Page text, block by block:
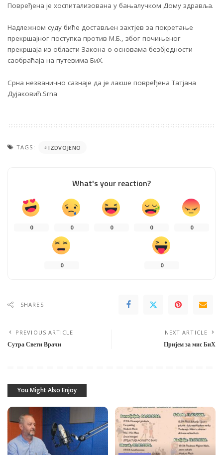
Повређена је хоспитализована у бањалучком Дому здравља.
Надлежном суду биће достављен захтјев за покретање
прекршајног поступка против М.Б., због почињеног
прекршаја из области Закона о основама безбједности
саобраћаја на путевима БиХ.
Срна незванично сазнаје да је лакше повређена Татјана
Дујаковић.Srna
TAGS: IZDVOJENO
What's your reaction?
0 0 0 0 0
0 0
SHARES
PREVIOUS ARTICLE
Сутра Свети Врачи
NEXT ARTICLE
Пријем за мис БиХ
You Might Also Enjoy